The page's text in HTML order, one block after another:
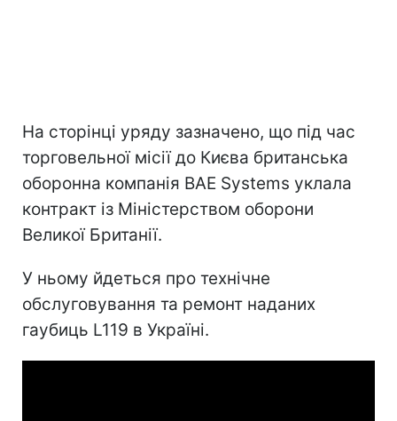
На сторінці уряду зазначено, що під час
торговельної місії до Києва британська
оборонна компанія BAE Systems уклала
контракт із Міністерством оборони
Великої Британії.
У ньому йдеться про технічне
обслуговування та ремонт наданих
гаубиць L119 в Україні.